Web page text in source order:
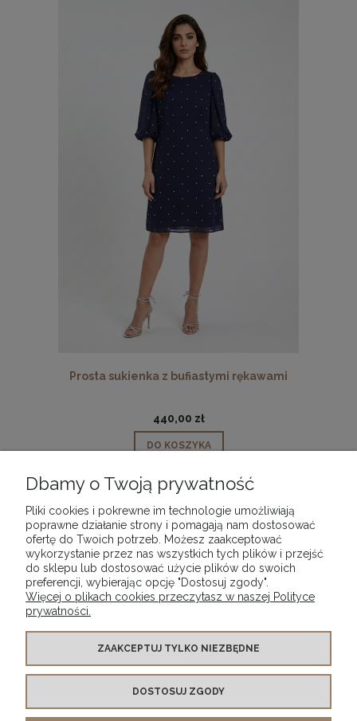
Prosta sukienka z bufiastymi rękawami
440,00 zł
DO KOSZYKA
FIRMA
PRZEWODNIK ZAKUPÓW
POLITYKA
ZNAJDŹ NAS
Dbamy o Twoją prywatność
Pliki cookies i pokrewne im technologie umożliwiają
poprawne działanie strony i pomagają nam dostosować
ofertę do Twoich potrzeb. Możesz zaakceptować
wykorzystanie przez nas wszystkich tych plików i przejść
do sklepu lub dostosować użycie plików do swoich
preferencji, wybierając opcję "Dostosuj zgody".
Więcej o plikach cookies przeczytasz w naszej Polityce
prywatności.
ZAAKCEPTUJ TYLKO NIEZBĘDNE
DOSTOSUJ ZGODY